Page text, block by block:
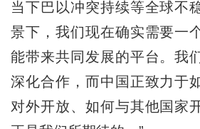
当下巴以冲突持续等全球不
景下，我们现在确实需要一
能带来共同发展的平台。我
深化合作，而中国正致力于
对外开放、如何与其他国家